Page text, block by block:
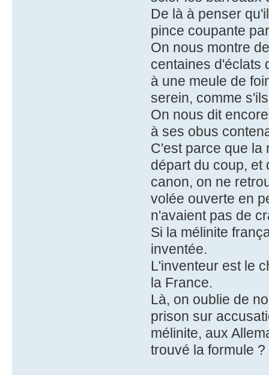
De là à penser
pince coupante
On nous montre
centaines d'éclats
à une meule de
serein, comme
On nous dit
à ses obus
C'est parce que la
départ du coup, et
canon, on ne
volée ouverte en
n'avaient pas de
Si la mélinite
inventée.
L'inventeur est le
la France.
Là, on oublie de
prison sur
mélinite, aux
trouvé la formule ?